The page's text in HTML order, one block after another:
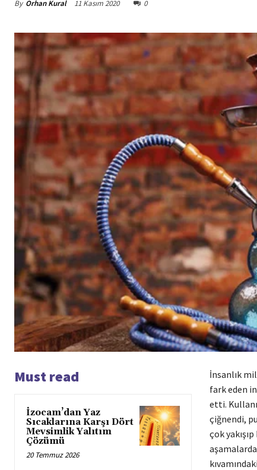
By Orhan Kural 11 Kasım 2020 0
Must read
İzocam’dan Yaz
Sıcaklarına Karşı Dört
Mevsimlik Yalıtım
Çözümü
20 Temmuz 2026
İnsanlık
fark eden
etti.
çiğnendi,
çok